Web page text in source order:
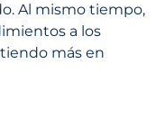
Al mismo tiempo,
a los
más en